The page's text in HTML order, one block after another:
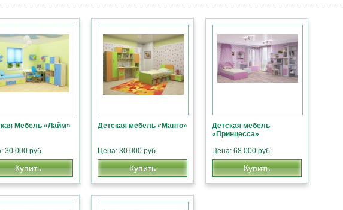
Мебель «Лайм»
30 000 руб.
Купить
Детская мебель «Манго»
Цена: 30 000 руб.
Купить
Детская мебель
«Принцесса»
Цена: 68 000 руб.
Купить